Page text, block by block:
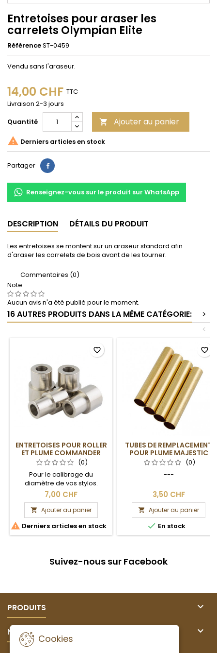
Entretoises pour araser les
carrelets Olympian Elite
RéférenceST-0459
Vendu sans l'araseur.
14,00 CHF TTC
Livraison 2-3 jours
Quantité
 Ajouter au panier
 Derniers articles en stock
Partager Partager
Renseignez-vous sur le produit sur WhatsApp
DESCRIPTION DÉTAILS DU PRODUIT
Les entretoises se montent sur un araseur standard afin
d'araser les carrelets de bois avant de les tourner.
Commentaires (0)
Note
Aucun avis n'a été publié pour le moment.
16 AUTRES PRODUITS DANS LA MÊME CATÉGORIE:
>
<
ENTRETOISES POUR ROLLER
ET PLUME COMMANDER
(0)
Pour le calibrage du
diamètre de vos stylos.
7,00 CHF
 Ajouter au panier
 Derniers articles en stock
favorite_border
TUBES DE REMPLACEMENT
POUR PLUME MAJESTIC
JUNIOR (0)
---
3,50 CHF
 Ajouter au panier
 En stock
favorite_border
Suivez-nous sur Facebook
PRODUITS 
NOTRE SOCIÉTÉ 
Cookies